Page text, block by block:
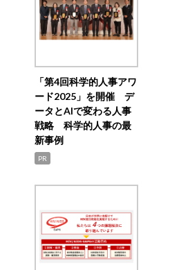
「第4回科学的人事アワ
ード2025」を開催 デ
ータとAIで変わる人事
戦略 科学的人事の最
新事例
PR